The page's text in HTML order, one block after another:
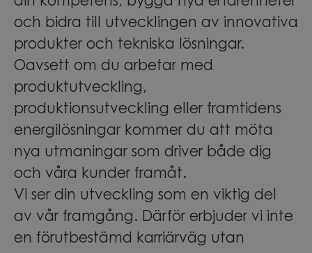
och bidra till utvecklingen av innovativa
produkter och tekniska lösningar.
Oavsett om du arbetar med
produktutveckling,
produktionsutveckling eller framtidens
energilösningar kommer du att möta
nya utmaningar som driver både dig
och våra kunder framåt.
Vi ser din utveckling som en viktig del
av vår framgång. Därför erbjuder vi inte
en förutbestämd karriärväg utan